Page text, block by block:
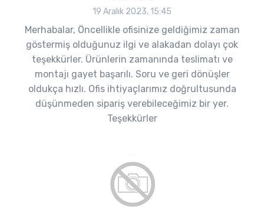
19 Aralık 2023, 15:45
Merhabalar, Öncellikle ofisinize geldiğimiz zaman
göstermiş olduğunuz ilgi ve alakadan dolayı çok
teşekkürler. Ürünlerin zamanında teslimatı ve
montajı gayet başarılı. Soru ve geri dönüşler
oldukça hızlı. Ofis ihtiyaçlarımız doğrultusunda
düşünmeden sipariş verebileceğimiz bir yer.
Teşekkürler